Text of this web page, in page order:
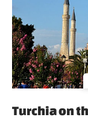
Turchia on